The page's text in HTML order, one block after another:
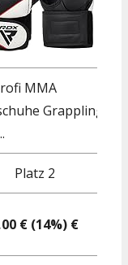
MMA
Grappling
Platz 2
€ (14%) €